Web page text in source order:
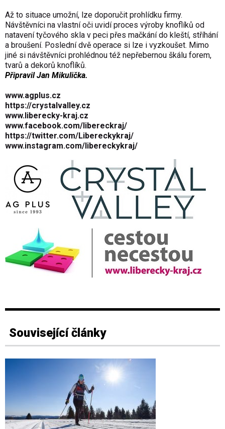
Až to situace umožní, lze doporučit prohlídku firmy.
Návštěvníci na vlastní oči uvidí proces výroby knoflíků od
natavení tyčového skla v peci přes mačkání do kleští, stříhání
a broušení. Poslední dvě operace si lze i vyzkoušet. Mimo
jiné si návštěvníci prohlédnou též nepřebernou škálu forem,
tvarů a dekorů knoflíků.
Připravil Jan Mikulička.
www.agplus.cz
https://crystalvalley.cz
www.liberecky-kraj.cz
www.facebook.com/libereckraj/
https://twitter.com/Libereckykraj/
www.instagram.com/libereckykraj/
Související články